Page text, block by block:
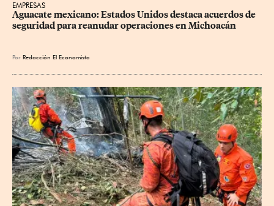
EMPRESAS
Aguacate mexicano: Estados Unidos destaca acuerdos de
seguridad para reanudar operaciones en Michoacán
Por Redacción El Economista